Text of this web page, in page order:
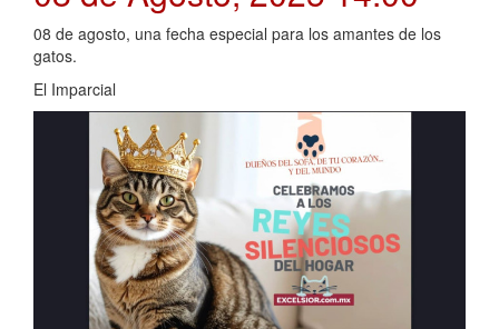
08 de agosto, una fecha especial para los amantes de los
gatos.
El Imparcial